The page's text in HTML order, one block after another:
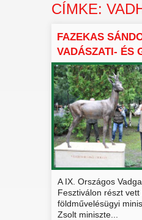
CÍMKE:
FAZEKAS
VADÁSZATI- ÉS
A IX. Országos
Fesztiválon részt
földművelésügyi
Zsolt miniszte...